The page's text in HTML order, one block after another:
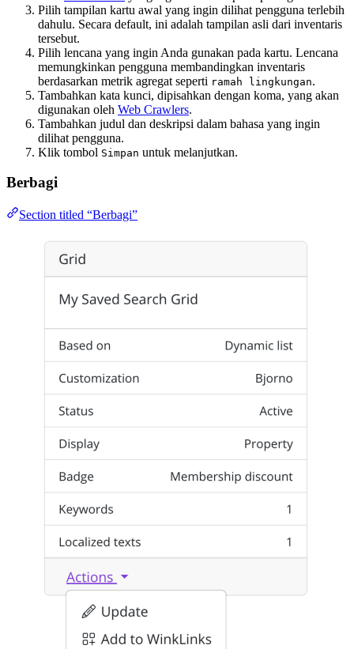
Pilih tampilan kartu awal yang ingin dilihat pengguna terlebih
dahulu. Secara default, ini adalah tampilan asli dari inventaris
tersebut.
Pilih lencana yang ingin Anda gunakan pada kartu. Lencana
memungkinkan pengguna membandingkan inventaris
berdasarkan metrik agregat seperti ramah lingkungan.
Tambahkan kata kunci, dipisahkan dengan koma, yang akan
digunakan oleh Web Crawlers.
Tambahkan judul dan deskripsi dalam bahasa yang ingin
dilihat pengguna.
Klik tombol Simpan untuk melanjutkan.
Berbagi
Section titled “Berbagi”